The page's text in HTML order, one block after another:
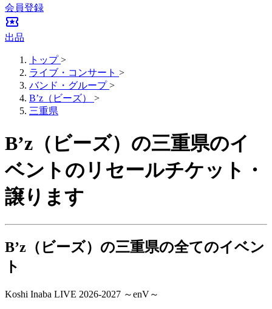
会員登録
local_activity
出品
トップ >
ライブ・コンサート >
バンド・グループ >
B’z（ビーズ）
>
三重県
B’z（ビーズ）の三重県のイ
ベントのリセールチケット・
譲ります
B’z（ビーズ）の三重県の全てのイベン
ト
Koshi Inaba LIVE 2026-2027 ～enV～